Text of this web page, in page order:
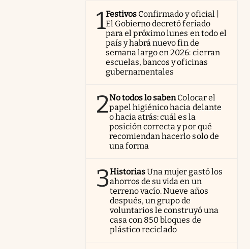
1Festivos Confirmado y oficial |
El Gobierno decretó feriado
para el próximo lunes en todo el
país y habrá nuevo fin de
semana largo en 2026: cierran
escuelas, bancos y oficinas
gubernamentales
2No todos lo sabenColocar el
papel higiénico hacia delante
o hacia atrás: cuál es la
posición correcta y por qué
recomiendan hacerlo solo de
una forma
3HistoriasUna mujer gastó los
ahorros de su vida en un
terreno vacío. Nueve años
después, un grupo de
voluntarios le construyó una
casa con 850 bloques de
plástico reciclado